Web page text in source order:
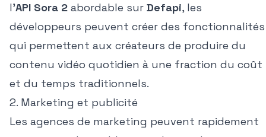
l'API Sora 2 abordable sur Defapi, les
développeurs peuvent créer des fonctionnalités
qui permettent aux créateurs de produire du
contenu vidéo quotidien à une fraction du coût
et du temps traditionnels.
2. Marketing et publicité
Les agences de marketing peuvent rapidement